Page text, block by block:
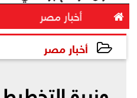
 أخبار مصر
أخبار مصر